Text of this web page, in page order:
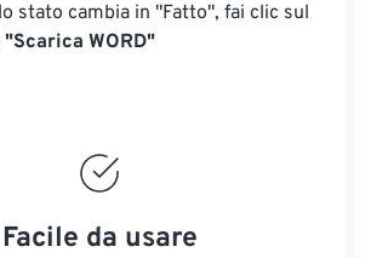
stato cambia in "Fatto", fai clic sul
"Scarica WORD"
Facile da usare